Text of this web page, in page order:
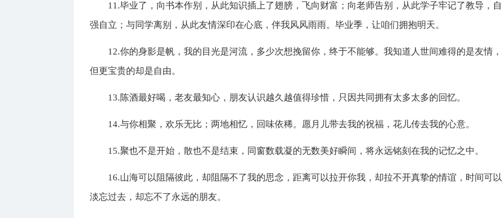
11.毕业了，向书本作别，从此知识插上了翅膀，飞向财富；向老师告别，从此学子牢记了教导，自
强自立；与同学离别，从此友情深印在心底，伴我风风雨雨。毕业季，让咱们拥抱明天。
12.你的身影是帆，我的目光是河流，多少次想挽留你，终于不能够。我知道人世间难得的是友情，
但更宝贵的却是自由。
13.陈酒最好喝，老友最知心，朋友认识越久越值得珍惜，只因共同拥有太多太多的回忆。
14.与你相聚，欢乐无比；两地相忆，回味依稀。愿月儿带去我的祝福，花儿传去我的心意。
15.聚也不是开始，散也不是结束，同窗数载凝的无数美好瞬间，将永远铭刻在我的记忆之中。
16.山海可以阻隔彼此，却阻隔不了我的思念，距离可以拉开你我，却拉不开真挚的情谊，时间可以
淡忘过去，却忘不了永远的朋友。